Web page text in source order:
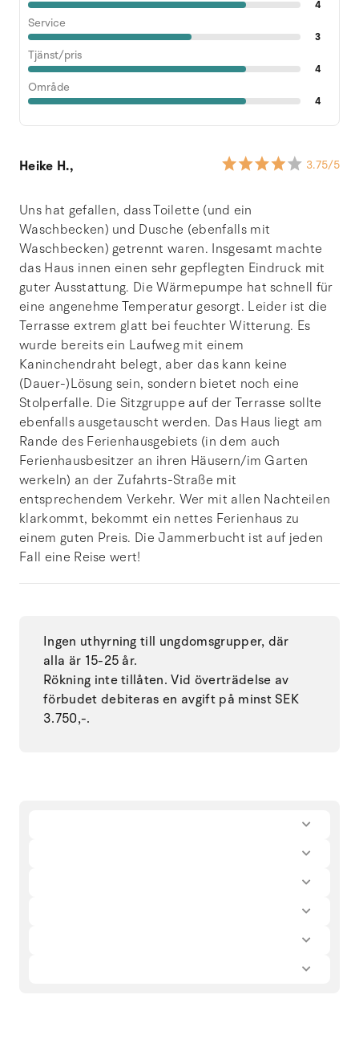
4
Service
3
Tjänst/pris
4
Område
4
Heike H., 3.75/5
Uns hat gefallen, dass Toilette (und ein
Waschbecken) und Dusche (ebenfalls mit
Waschbecken) getrennt waren. Insgesamt machte
das Haus innen einen sehr gepflegten Eindruck mit
guter Ausstattung. Die Wärmepumpe hat schnell für
eine angenehme Temperatur gesorgt. Leider ist die
Terrasse extrem glatt bei feuchter Witterung. Es
wurde bereits ein Laufweg mit einem
Kaninchendraht belegt, aber das kann keine
(Dauer-)Lösung sein, sondern bietet noch eine
Stolperfalle. Die Sitzgruppe auf der Terrasse sollte
ebenfalls ausgetauscht werden. Das Haus liegt am
Rande des Ferienhausgebiets (in dem auch
Ferienhausbesitzer an ihren Häusern/im Garten
werkeln) an der Zufahrts-Straße mit
entsprechendem Verkehr. Wer mit allen Nachteilen
klarkommt, bekommt ein nettes Ferienhaus zu
einem guten Preis. Die Jammerbucht ist auf jeden
Fall eine Reise wert!
Ingen uthyrning till ungdomsgrupper, där
alla är 15-25 år.
Rökning inte tillåten. Vid överträdelse av
förbudet debiteras en avgift på minst SEK
3.750,-.